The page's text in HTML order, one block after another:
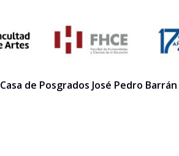
Casa de Posgrados José Pedro Barrán